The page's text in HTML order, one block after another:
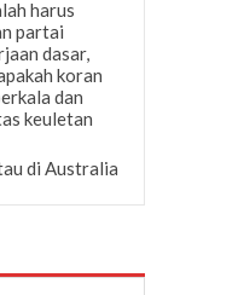
harus
partai
dasar,
koran
dan
keuletan
di Australia